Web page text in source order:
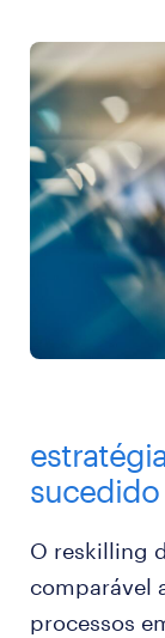
sucedido
O reskilling
comparável
processos